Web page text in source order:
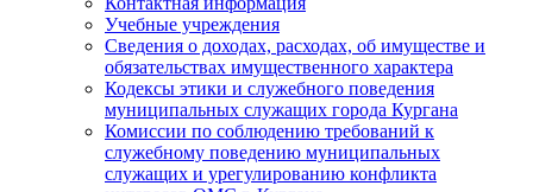
Учебные учреждения
Сведения о доходах, расходах, об имуществе и
обязательствах имущественного характера
Кодексы этики и служебного поведения
муниципальных служащих города Кургана
Комиссии по соблюдению требований к
служебному поведению муниципальных
служащих и урегулированию конфликта